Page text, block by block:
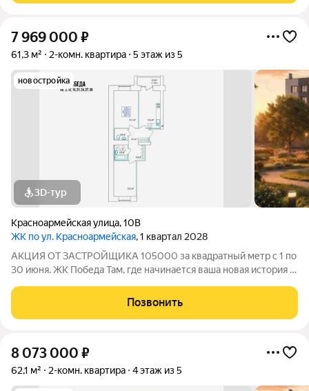
7 969 000 ₽
61,3 м² 2-комн. квартира 5 этаж из 5
новостройка
3D-тур
Красноармейская улица,10В
ЖК по ул. Красноармейская, 1 квартал 2028
АКЦИЯ ОТ ЗАСТРОЙЩИКА 105000 за квадратный метр с 1 по
30 июня. ЖК Победа Там, где начинается ваша новая история 1.
современный 5-этажный кирпичный дом на 49 квартир,
созданный в формате уютного
Позвонить
8 073 000 ₽
62,1 м² 2-комн. квартира 4 этаж из 5